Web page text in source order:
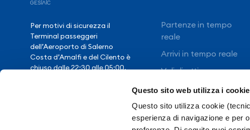
Questo sito web utilizza i cookie
Questo sito utilizza cookie
esperienza di navigazione e per
Per motivi di sicurezza il
Terminal passeggeri
dell’Aeroporto di Salerno
Costa d’Amalfi e del Cilento è
chiuso dalle 22:30 alle 05:00,
Partenze in tempo
reale
Arrivi in tempo reale
Voli diretti